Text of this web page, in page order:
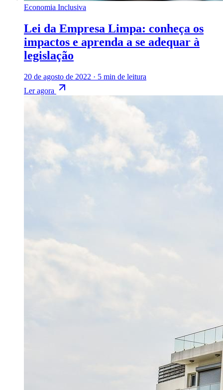
Economia Inclusiva
Lei da Empresa Limpa: conheça os
impactos e aprenda a se adequar à
legislação
20 de agosto de 2022 · 5 min de leitura
Ler agora